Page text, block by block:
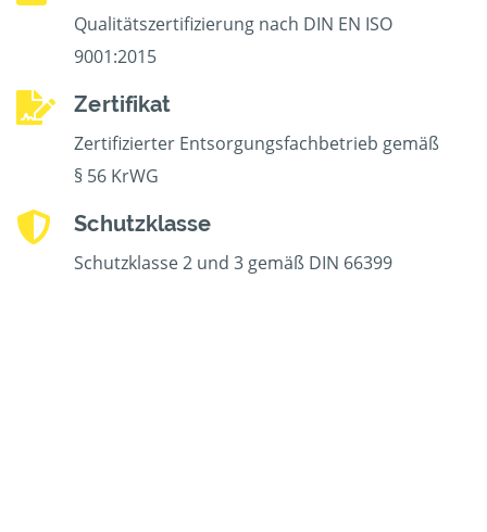
Qualitätszertifizierung nach DIN EN ISO
9001:2015
Zertifikat
Zertifizierter Entsorgungsfachbetrieb gemäß
§ 56 KrWG
Schutzklasse
Schutzklasse 2 und 3 gemäß DIN 66399